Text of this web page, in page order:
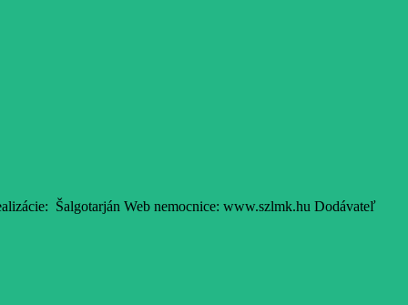
Šalgotarján Web nemocnice: www.szlmk.hu Dodávateľ